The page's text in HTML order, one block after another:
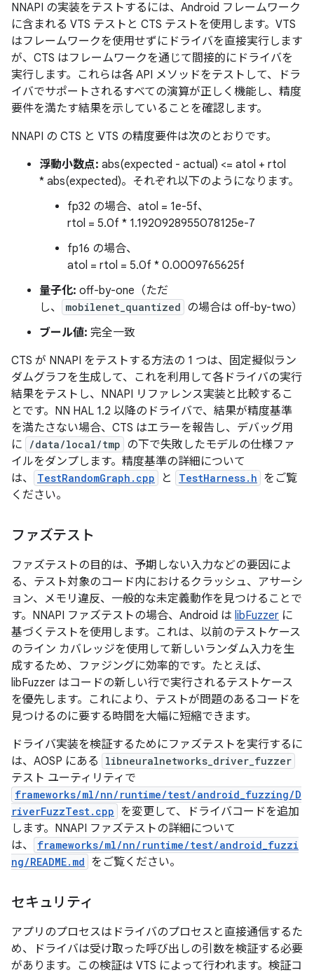
NNAPI の実装をテストするには、Android フレームワーク
に含まれる VTS テストと CTS テストを使用します。VTS
はフレームワークを使用せずにドライバを直接実行します
が、CTS はフレームワークを通じて間接的にドライバを
実行します。これらは各 API メソッドをテストして、ドラ
イバでサポートされるすべての演算が正しく機能し、精度
要件を満たす結果を示していることを確認します。
NNAPI の CTS と VTS の精度要件は次のとおりです。
浮動小数点: abs(expected - actual) <= atol + rtol
* abs(expected)。それぞれ以下のようになります。
fp32 の場合、atol = 1e-5f、
rtol = 5.0f * 1.1920928955078125e-7
fp16 の場合、
atol = rtol = 5.0f * 0.0009765625f
量子化: off-by-one（ただ
し、
mobilenet_quantized の場合は off-by-two）
ブール値: 完全一致
CTS が NNAPI をテストする方法の 1 つは、固定擬似ラン
ダムグラフを生成して、これを利用して各ドライバの実行
結果をテストし、NNAPI リファレンス実装と比較するこ
とです。NN HAL 1.2 以降のドライバで、結果が精度基準
を満たさない場合、CTS はエラーを報告し、デバッグ用
に
/data/local/tmp の下で失敗したモデルの仕様ファ
イルをダンプします。精度基準の詳細について
は、
TestRandomGraph.cpp と TestHarness.h をご覧
ください。
ファズテスト
ファズテストの目的は、予期しない入力などの要因によ
る、テスト対象のコード内におけるクラッシュ、アサーシ
ョン、メモリ違反、一般的な未定義動作を見つけることで
す。NNAPI ファズテストの場合、Android は libFuzzer に
基づくテストを使用します。これは、以前のテストケース
のライン カバレッジを使用して新しいランダム入力を生
成するため、ファジングに効率的です。たとえば、
libFuzzer はコードの新しい行で実行されるテストケース
を優先します。これにより、テストが問題のあるコードを
見つけるのに要する時間を大幅に短縮できます。
ドライバ実装を検証するためにファズテストを実行するに
は、AOSP にある
libneuralnetworks_driver_fuzzer
テスト ユーティリティで
frameworks/ml/nn/runtime/test/android_fuzzing/D
riverFuzzTest.cpp を変更して、ドライバコードを追加
します。NNAPI ファズテストの詳細について
は、
frameworks/ml/nn/runtime/test/android_fuzzi
ng/README.md をご覧ください。
セキュリティ
アプリのプロセスはドライバのプロセスと直接通信するた
め、ドライバは受け取った呼び出しの引数を検証する必要
があります。この検証は VTS によって行われます。検証コ